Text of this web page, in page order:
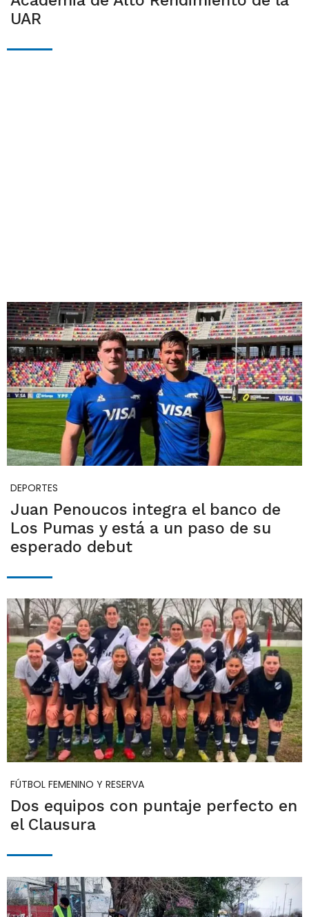
UAR
DEPORTES
Juan Penoucos integra el banco de
Los Pumas y está a un paso de su
esperado debut
FÚTBOL FEMENINO Y RESERVA
Dos equipos con puntaje perfecto en
el Clausura